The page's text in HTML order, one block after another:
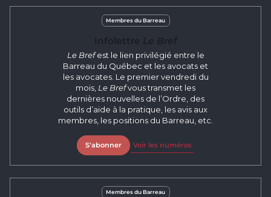
Membres du Barreau
Le Brefest le lien privilégié entre le
Barreau du Québec et les avocats et
les avocates. Le premier vendredi du
mois, Le Brefvous transmet les
dernières nouvelles de l’Ordre, des
outils d’aide à la pratique, les avis aux
membres, les positions du Barreau, etc.
S'abonner Voir les numéros
Membres du Barreau